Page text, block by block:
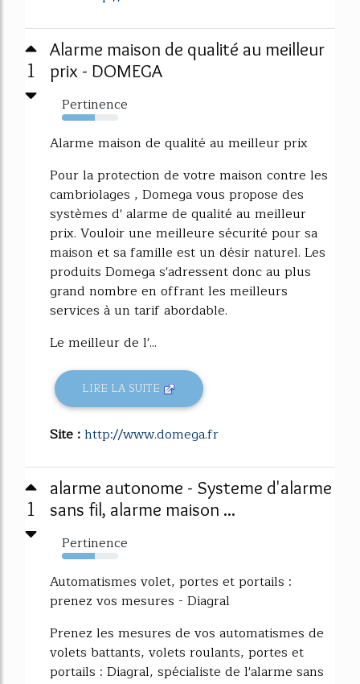
1
Alarme maison de qualité au meilleur
prix - DOMEGA
Pertinence
59%
Alarme maison de qualité au meilleur prix
Pour la protection de votre maison contre les
cambriolages , Domega vous propose des
systèmes d' alarme de qualité au meilleur
prix. Vouloir une meilleure sécurité pour sa
maison et sa famille est un désir naturel. Les
produits Domega s'adressent donc au plus
grand nombre en offrant les meilleurs
services à un tarif abordable.
Le meilleur de l'...
LIRE LA SUITE
Site :http://www.domega.fr
1
alarme autonome - Systeme d'alarme
sans fil, alarme maison ...
Pertinence
58%
Automatismes volet, portes et portails :
prenez vos mesures - Diagral
Prenez les mesures de vos automatismes de
volets battants, volets roulants, portes et
portails : Diagral, spécialiste de l'alarme sans